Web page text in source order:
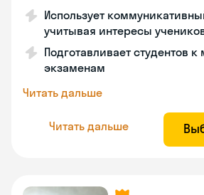
Использует
учитывая интересы
Подготавливает студентов
экзаменам
Читать дальше
Читать дальше